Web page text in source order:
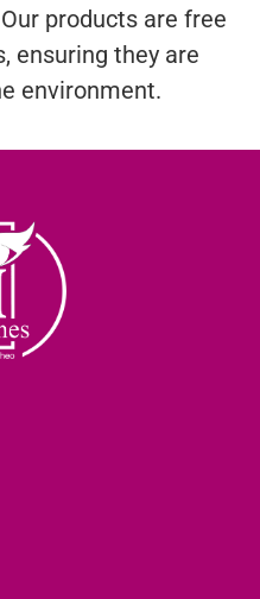
products are free
ensuring they are
environment.